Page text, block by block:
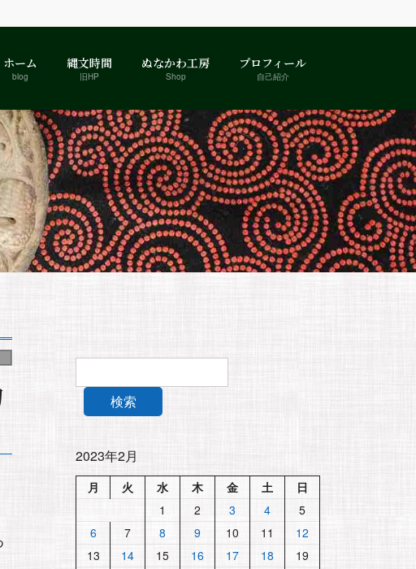
ホーム
blog
縄文時間
旧HP
ぬなかわ工房
Shop
プロフィール
自己紹介
検索
2023年2月
月 火 水 木 金 土
日
1
2 3 4
5
6
7 8 9 10 11
12
13
14 15 16 17 18
19